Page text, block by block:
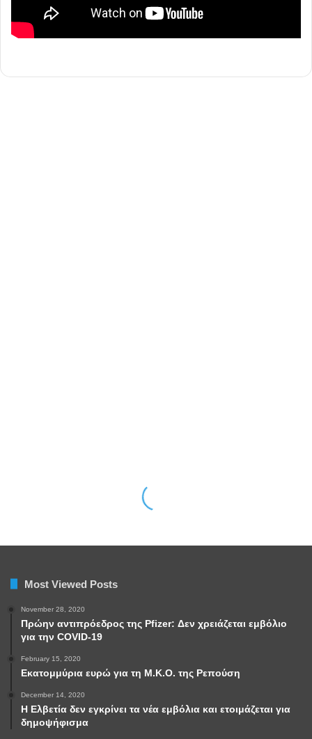
Most Viewed Posts
November 28, 2020
Πρώην αντιπρόεδρος της Pfizer: Δεν χρειάζεται εμβόλιο
για την COVID-19
February 15, 2020
Εκατομμύρια ευρώ για τη Μ.Κ.Ο. της Ρεπούση
December 14, 2020
Η Ελβετία δεν εγκρίνει τα νέα εμβόλια και ετοιμάζεται για
δημοψήφισμα